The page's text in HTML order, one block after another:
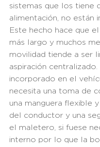
sistemas que los tiene
alimentación, no están
Este hecho hace que
más largo y muchos
movilidad tiende a ser
aspiración
incorporado en el
necesita una toma de
una manguera flexible
del conductor y una
el maletero, si fuese
interno por lo que la